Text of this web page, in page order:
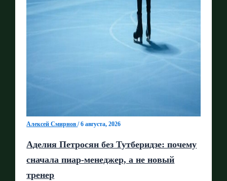
Алексей Смирнов/6 августа, 2026
Аделия Петросян без Тутберидзе: почему
сначала пиар-менеджер, а не новый
тренер